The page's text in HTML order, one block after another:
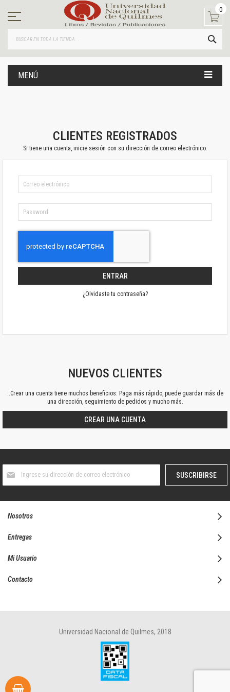
contenido
0
MENÚ
CLIENTES REGISTRADOS
Si tiene una cuenta, inicie sesión con su dirección de correo electrónico.
ENTRAR
¿Olvidaste tu contraseña?
NUEVOS CLIENTES
..Crear una cuenta tiene muchos beneficios: Paga más rápido, puede guardar más de
una dirección, seguimiento de pedidos y mucho más.
CREAR UNA CUENTA
boletín
SUSCRIBIRSE
Nosotros
Entregas
Mi Usuario
Contacto
Universidad Nacional de Quilmes, 2018